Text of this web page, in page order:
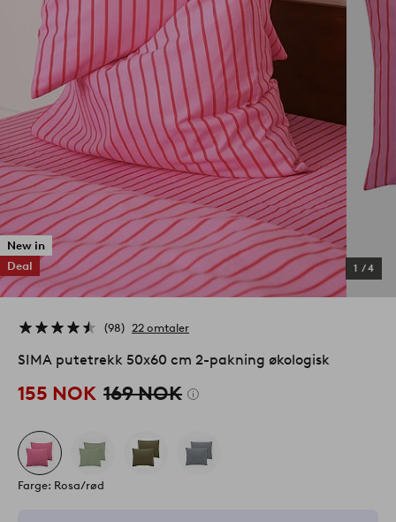
New in
Deal
1 /4
98 22 omtaler
SIMA putetrekk 50x60 cm 2-pakning økologisk
155 NOK 169 NOK
Farge: Rosa/rød